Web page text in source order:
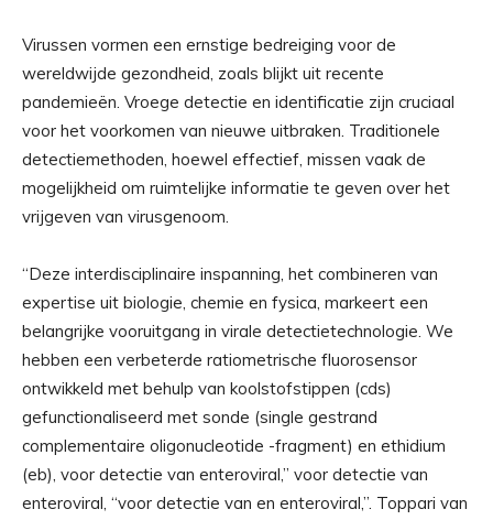
Virussen vormen een ernstige bedreiging voor de
wereldwijde gezondheid, zoals blijkt uit recente
pandemieën. Vroege detectie en identificatie zijn cruciaal
voor het voorkomen van nieuwe uitbraken. Traditionele
detectiemethoden, hoewel effectief, missen vaak de
mogelijkheid om ruimtelijke informatie te geven over het
vrijgeven van virusgenoom.
“Deze interdisciplinaire inspanning, het combineren van
expertise uit biologie, chemie en fysica, markeert een
belangrijke vooruitgang in virale detectietechnologie. We
hebben een verbeterde ratiometrische fluorosensor
ontwikkeld met behulp van koolstofstippen (cds)
gefunctionaliseerd met sonde (single gestrand
complementaire oligonucleotide -fragment) en ethidium
(eb), voor detectie van enteroviral,” voor detectie van
enteroviral, “voor detectie van en enteroviral,”. Toppari van